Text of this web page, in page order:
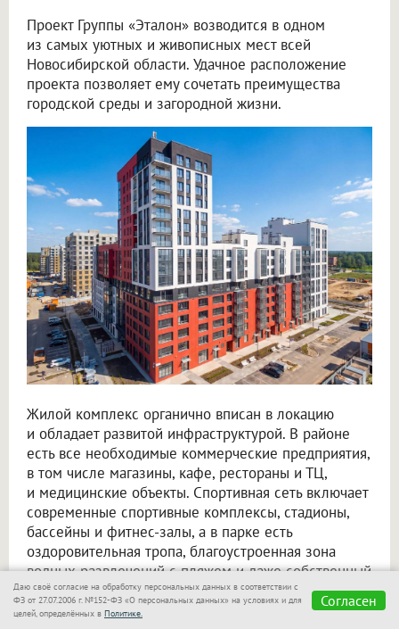
Проект Группы «Эталон» возводится в одном
из самых уютных и живописных мест всей
Новосибирской области. Удачное расположение
проекта позволяет ему сочетать преимущества
городской среды и загородной жизни.
Жилой комплекс органично вписан в локацию
и обладает развитой инфраструктурой. В районе
есть все необходимые коммерческие предприятия,
в том числе магазины, кафе, рестораны и ТЦ,
и медицинские объекты. Спортивная сеть включает
современные спортивные комплексы, стадионы,
бассейны и фитнес-залы, а в парке есть
оздоровительная тропа, благоустроенная зона
водных развлечений с пляжем и даже собственный
конный клуб. Детский образовательный комплекс
сформирован из новых школ и детских садов.
Даю своё согласие на обработку персональных данных в соответствии с
ФЗ от 27.07.2006 г. №152-ФЗ «О персональных данных» на условиях и для
целей, определённых в Политике.
Согласен